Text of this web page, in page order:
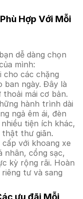
Hợp Với Mỗi
dễ dàng chọn
mình:
cho các chặng
ban ngày. Đây là
thoải mái cơ bản.
hành trình dài
ngả êm ái, đèn
tiện ích khác,
thật thư giãn.
cấp với khoang xe
nhân, cổng sạc,
kỳ rộng rãi. Hoàn
tư và sang